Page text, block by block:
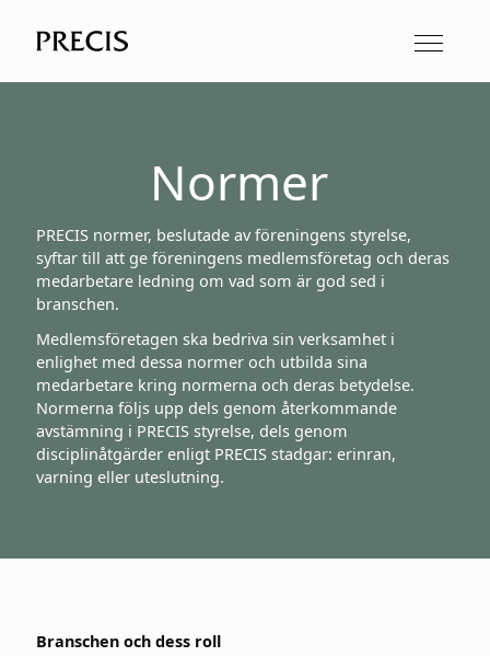
Normer
PRECIS normer, beslutade av föreningens styrelse,
syftar till att ge föreningens medlemsföretag och deras
medarbetare ledning om vad som är god sed i
branschen.
Medlemsföretagen ska bedriva sin verksamhet i
enlighet med dessa normer och utbilda sina
medarbetare kring normerna och deras betydelse.
Normerna följs upp dels genom återkommande
avstämning i PRECIS styrelse, dels genom
disciplinåtgärder enligt PRECIS stadgar: erinran,
varning eller uteslutning.
Branschen och dess roll